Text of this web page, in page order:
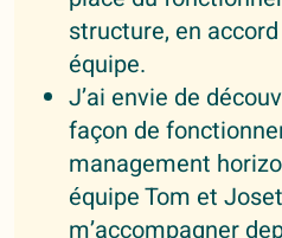
structure, en
équipe.
J’ai envie de
façon de
management
équipe Tom et
m’accompagner